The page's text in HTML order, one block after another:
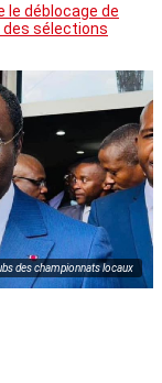
le déblocage de
des sélections
des championnats locaux